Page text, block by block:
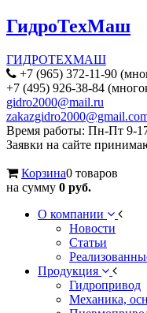
ГидроТехМаш
ГИДРОТЕХМАШ
+7 (965) 372-11-90
+7 (495) 926-38-84
gidro2000@mail.ru
Время работы: Пн-Пт 9-
Заявки на сайте
Корзина0 товаров
на сумму 0 руб.
О компании
Новости
Статьи
Продукция
Гидропривод
Механика,